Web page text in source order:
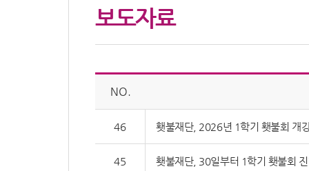
보도자료
NO.
46 횃불재단, 2026년 1학기 횃불회 개
45 횃불재단, 30일부터 1학기 횃불회